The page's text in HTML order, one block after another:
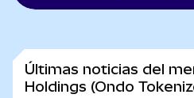
Últimas noticias del
Holdings (Ondo